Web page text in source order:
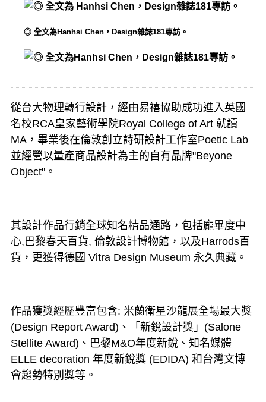
◎ 全文為Hanhsi Chen，Design雜誌181專訪。
從台大物理轉行設計，經由易禧協助成功進入英國
名校RCA皇家藝術學院Royal College of Art 就讀
MA，畢業後在倫敦創立詩研設計工作室Poetic Lab
並經營以量產商品設計為主的自有品牌"Beyone
Object"。
其設計作品行銷全球知名精品通路，包括龐畢度中
心,巴黎春天百貨, 倫敦設計博物館，以及Harrods百
貨，更獲得德國 Vitra Design Museum 永久典藏。
作品獲獎經歷豐富包含: 米蘭衛星沙龍展全場最大獎
(Design Report Award)、「新銳設計獎」(Salone
Stellite Award)、巴黎M&O年度新銳、知名媒體
ELLE decoration 年度新銳獎 (EDIDA) 和台灣文博
會趨勢特別獎等。